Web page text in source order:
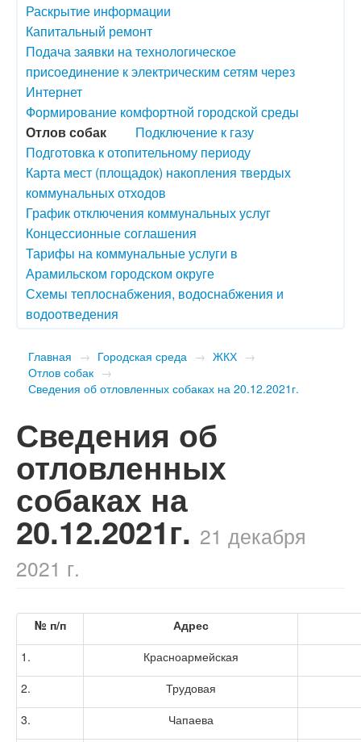
Раскрытие информации
Капитальный ремонт
Подача заявки на технологическое
присоединение к электрическим сетям через
Интернет
Формирование комфортной городской среды
Отлов собак
Подключение к газу
Подготовка к отопительному периоду
Карта мест (площадок) накопления твердых
коммунальных отходов
График отключения коммунальных услуг
Концессионные соглашения
Тарифы на коммунальные услуги в
Арамильском городском округе
Схемы теплоснабжения, водоснабжения и
водоотведения
Главная → Городская среда → ЖКХ →
Отлов собак →
Сведения об отловленных собаках на 20.12.2021г.
Сведения об
отловленных
собаках на
20.12.2021г. 21 декабря
2021 г.
№ п/п
Адрес
1.
Красноармейская
2.
Трудовая
3.
Чапаева